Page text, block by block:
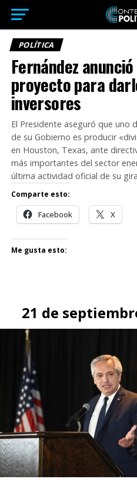
POLÍTICA
Fernández
proyecto para
inversores
El Presidente aseguró que uno
de su Gobierno es producir
en Houston, Texas, ante
más importantes del sector
última actividad oficial de su
Comparte esto:
Facebook X
Me gusta esto:
21 de